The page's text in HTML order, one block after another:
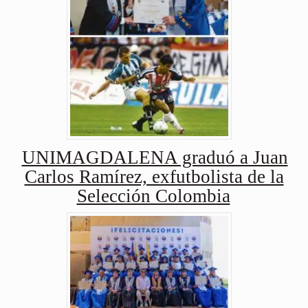
UNIMAGDALENA graduó a Juan
Carlos Ramírez, exfutbolista de la
Selección Colombia